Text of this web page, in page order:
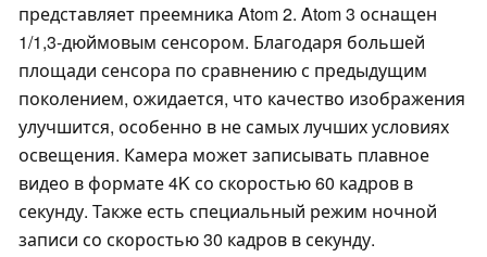
представляет преемника Atom 2. Atom 3 оснащен
1/1,3-дюймовым сенсором. Благодаря большей
площади сенсора по сравнению с предыдущим
поколением, ожидается, что качество изображения
улучшится, особенно в не самых лучших условиях
освещения. Камера может записывать плавное
видео в формате 4K со скоростью 60 кадров в
секунду. Также есть специальный режим ночной
записи со скоростью 30 кадров в секунду.